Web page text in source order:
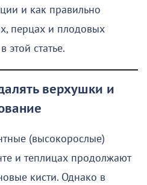
и как правильно
перцах и плодовых
этой статье.
верхушки и
(высокорослые)
и теплицах продолжают
кисти. Однако в